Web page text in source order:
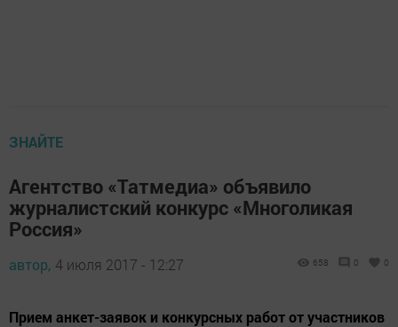
ЗНАЙТЕ
Агентство «Татмедиа» объявило
журналистский конкурс «Многоликая
Россия»
автор, 4 июля 2017 - 12:27 658 0 0
Прием анкет-заявок и конкурсных работ от участников